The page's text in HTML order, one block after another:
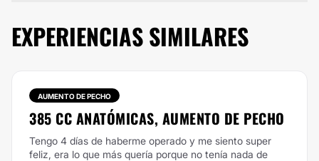
EXPERIENCIAS SIMILARES
AUMENTO DE PECHO
385 CC ANATÓMICAS, AUMENTO DE PECHO
Tengo 4 días de haberme operado y me siento super
feliz, era lo que más quería porque no tenía nada de